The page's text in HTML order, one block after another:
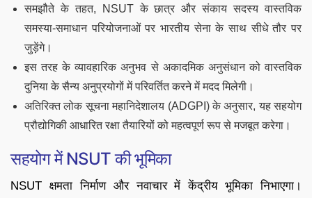
समझौते के तहत, NSUT के छात्र और संकाय सदस्य वास्तविक
समस्या-समाधान परियोजनाओं पर भारतीय सेना के साथ सीधे तौर पर
जुड़ेंगे।
इस तरह के व्यावहारिक अनुभव से अकादमिक अनुसंधान को वास्तविक
दुनिया के सैन्य अनुप्रयोगों में परिवर्तित करने में मदद मिलेगी।
अतिरिक्त लोक सूचना महानिदेशालय (ADGPI) के अनुसार, यह सहयोग
प्रौद्योगिकी आधारित रक्षा तैयारियों को महत्वपूर्ण रूप से मजबूत करेगा।
सहयोग में NSUT की भूमिका
NSUT क्षमता निर्माण और नवाचार में केंद्रीय भूमिका निभाएगा।